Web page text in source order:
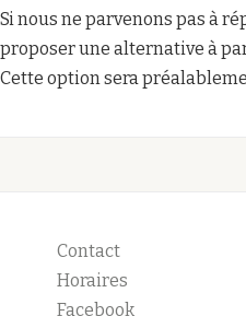
Si nous ne parvenons pas à
proposer une alternative à
Cette option sera
Contact
Horaires
Facebook